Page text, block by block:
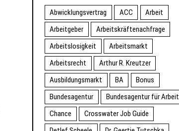
Abwicklungsvertrag ACC
Arbeit
Arbeitgeber
Arbeitskräftenachfrage
Arbeitslosigkeit
Arbeitsmarkt
Arbeitsrecht
Arthur R. Kreutzer
Ausbildungsmarkt
BA
Bonus
Bundesagentur
Bundesagentur für Arbeit
Chance
Crosswater Job Guide